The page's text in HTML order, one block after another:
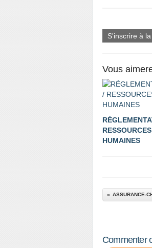
S'inscrire à
Vous
RESSOURCES
HUMAINES
ASSURANCE-
Commenter